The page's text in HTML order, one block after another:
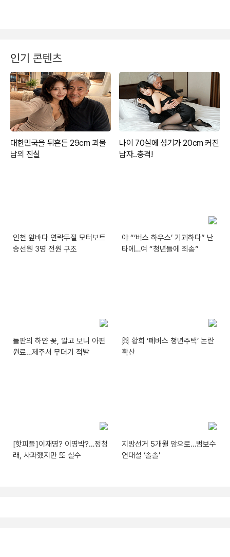
인기 콘텐츠
인천 앞바다 연락두절 모터보트
승선원 3명 전원 구조
야 “‘버스 하우스’ 기괴하다” 난
타에…여 “청년들에 죄송”
들판의 하얀 꽃, 알고 보니 아편
원료…제주서 무더기 적발
與 황희 ‘폐버스 청년주택’ 논란
확산
[핫피플]이재명? 이명박?…정청
래, 사과했지만 또 실수
지방선거 5개월 앞으로…범보수
연대설 ‘솔솔’